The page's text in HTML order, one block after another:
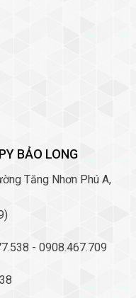
BẢO LONG
Tăng Nhơn Phú A,
- 0908.467.709